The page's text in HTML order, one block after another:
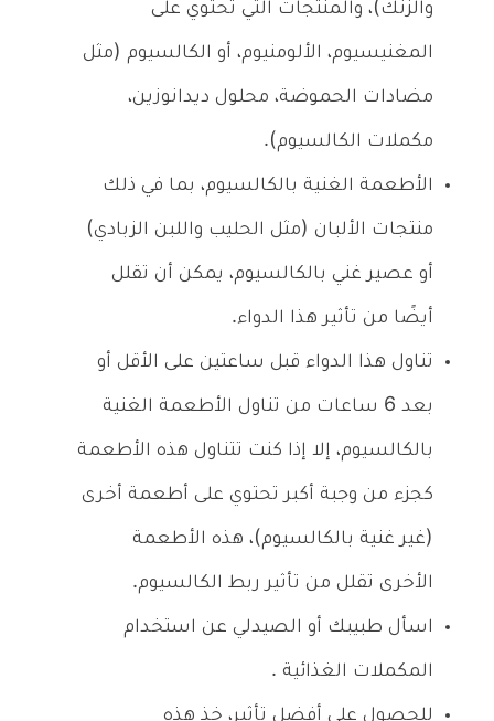
والزنك)، والمنتجات التي تحتوي على
المغنيسيوم، الألومنيوم، أو الكالسيوم (مثل
مضادات الحموضة، محلول ديدانوزين،
مكملات الكالسيوم).
الأطعمة الغنية بالكالسيوم، بما في ذلك
منتجات الألبان (مثل الحليب واللبن الزبادي)
أو عصير غني بالكالسيوم، يمكن أن تقلل
أيضًا من تأثير هذا الدواء.
تناول هذا الدواء قبل ساعتين على الأقل أو
بعد 6 ساعات من تناول الأطعمة الغنية
بالكالسيوم، إلا إذا كنت تتناول هذه الأطعمة
كجزء من وجبة أكبر تحتوي على أطعمة أخرى
(غير غنية بالكالسيوم)، هذه الأطعمة
الأخرى تقلل من تأثير ربط الكالسيوم.
اسأل طبيبك أو الصيدلي عن استخدام
المكملات الغذائية .
للحصول على أفضل تأثير، خذ هذه